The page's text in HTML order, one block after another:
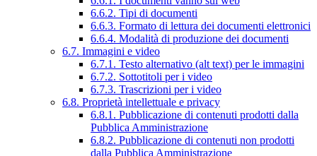
6.6.2. Tipi di documenti
6.6.3. Formato di lettura dei documenti elettronici
6.6.4. Modalità di produzione dei documenti
6.7. Immagini e video
6.7.1. Testo alternativo (alt text) per le immagini
6.7.2. Sottotitoli per i video
6.7.3. Trascrizioni per i video
6.8. Proprietà intellettuale e privacy
6.8.1. Pubblicazione di contenuti prodotti dalla
Pubblica Amministrazione
6.8.2. Pubblicazione di contenuti non prodotti
dalla Pubblica Amministrazione